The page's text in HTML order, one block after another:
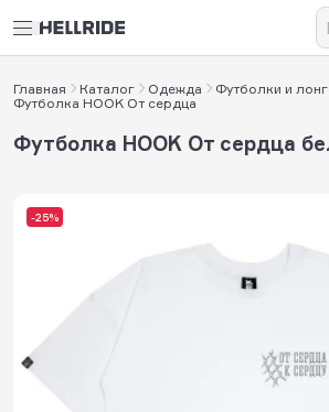
Главная Каталог Одежда
Футболки и
Футболка HOOK От сердца
-25%
Футболка HOOK От сердца